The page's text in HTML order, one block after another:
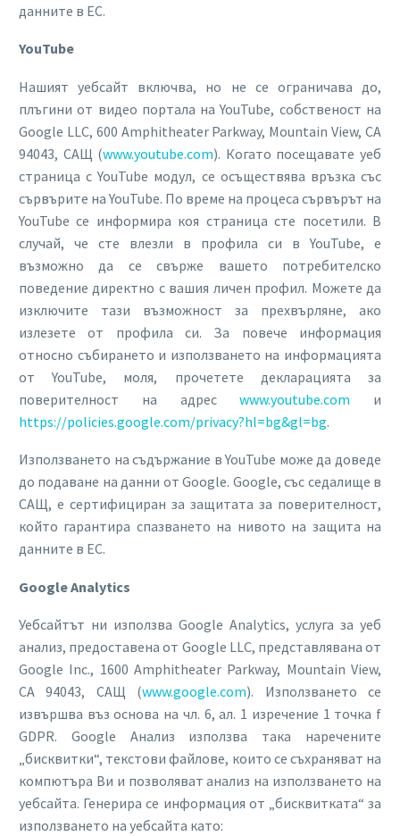
данните в ЕС.
YouTube
Нашият уебсайт включва, но не се ограничава до,
плъгини от видео портала на YouTube, собственост на
Google LLC, 600 Amphitheater Parkway, Mountain View, CA
94043, САЩ (www.youtube.com). Когато посещавате уеб
страница с YouTube модул, се осъществява връзка със
сървърите на YouTube. По време на процеса сървърът на
YouTube се информира коя страница сте посетили. В
случай, че сте влезли в профила си в YouTube, е
възможно да се свърже вашето потребителско
поведение директно с вашия личен профил. Можете да
изключите тази възможност за прехвърляне, ако
излезете от профила си. За повече информация
относно събирането и използването на информацията
от YouTube, моля, прочетете декларацията за
поверителност на адресwww.youtube.com и
https://policies.google.com/privacy?hl=bg&gl=bg.
Използването на съдържание в YouTube може да доведе
до подаване на данни от Google. Google, със седалище в
САЩ, е сертифициран за защитата за поверителност,
който гарантира спазването на нивото на защита на
данните в ЕС.
Google Analytics
Уебсайтът ни използва Google Analytics, услуга за уеб
анализ, предоставена от Google LLC, представлявана от
Google Inc., 1600 Amphitheater Parkway, Mountain View,
CA 94043, САЩ (www.google.com). Използването се
извършва въз основа на чл. 6, ал. 1 изречение 1 точка f
GDPR. Google Анализ използва така наречените
„бисквитки“, текстови файлове, които се съхраняват на
компютъра Ви и позволяват анализ на използването на
уебсайта. Генерира се информация от „бисквитката“ за
използването на уебсайта като: